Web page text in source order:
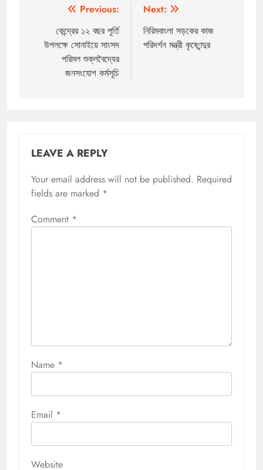
navigation
Previous:
কেন্দ্রের ১২ বছর পূর্তি
উপলক্ষে সোনাইয়ে সাংসদ
পরিমল শুক্লবৈদ্যের
জনসংযোগ কর্মসূচি
Next:
নিরিমবাংলা সড়কের কাজ
পরিদর্শন মন্ত্রী কৃষ্ণেন্দুর
LEAVE A REPLY
Your email address will not be published. Required
fields are marked *
Comment *
Name *
Email *
Website